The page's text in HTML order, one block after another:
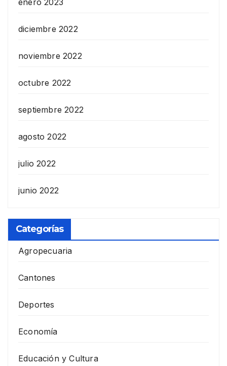
diciembre 2022
noviembre 2022
octubre 2022
septiembre 2022
agosto 2022
julio 2022
junio 2022
Categorías
Agropecuaria
Cantones
Deportes
Economía
Educación y Cultura